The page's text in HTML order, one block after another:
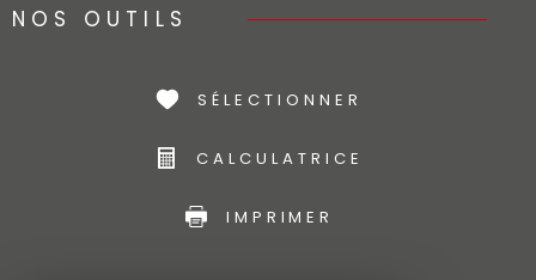
NOS OUTILS
SÉLECTIONNER
CALCULATRICE
IMPRIMER